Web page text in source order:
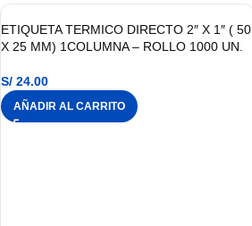
ETIQUETA TERMICO DIRECTO 2″ X 1″ ( 50
X 25 MM) 1COLUMNA – ROLLO 1000 UN.
S/24.00
AÑADIR AL CARRITO